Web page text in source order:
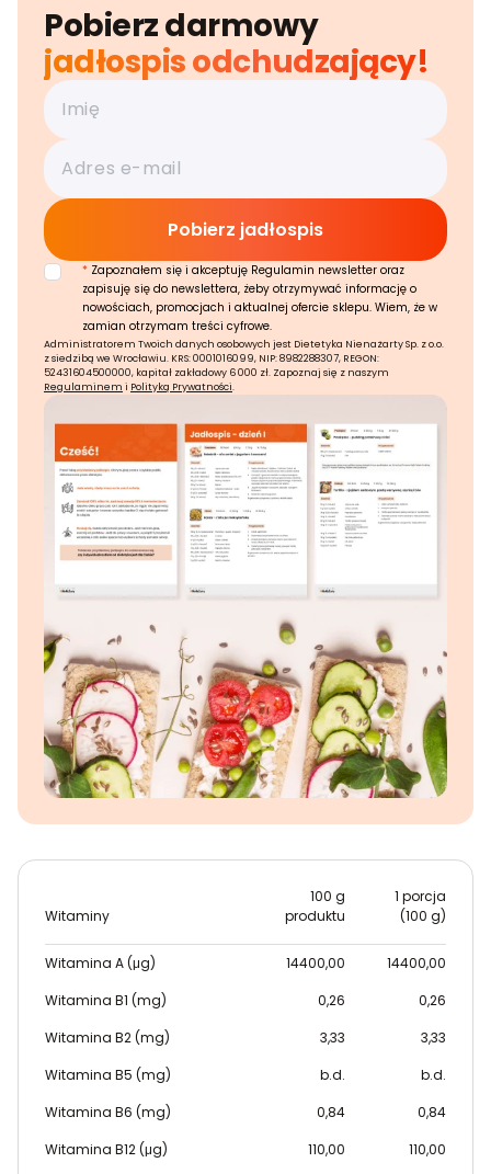
Pobierz darmowy
jadłospis odchudzający!
* Zapoznałem się i akceptuję Regulamin newsletter oraz
zapisuję się do newslettera, żeby otrzymywać informację o
nowościach, promocjach i aktualnej ofercie sklepu. Wiem, że w
zamian otrzymam treści cyfrowe.
Administratorem Twoich danych osobowych jest Dietetyka Nienażarty Sp. z o.o.
z siedzibą we Wrocławiu. KRS: 0001016099, NIP: 8982288307, REGON:
52431604500000, kapitał zakładowy 6 000 zł. Zapoznaj się z naszym
Regulaminem i Polityką Prywatności.
Witaminy
100 g
produktu
1 porcja
(100 g)
Witamina A (μg) 14400,00
14400,00
Witamina B1 (mg)
0,26
0,26
Witamina B2 (mg)
3,33
3,33
Witamina B5 (mg)
b.d.
b.d.
Witamina B6 (mg)
0,84
0,84
Witamina B12 (μg)
110,00 110,00